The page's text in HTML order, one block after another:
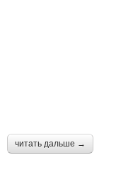
читать дальше →